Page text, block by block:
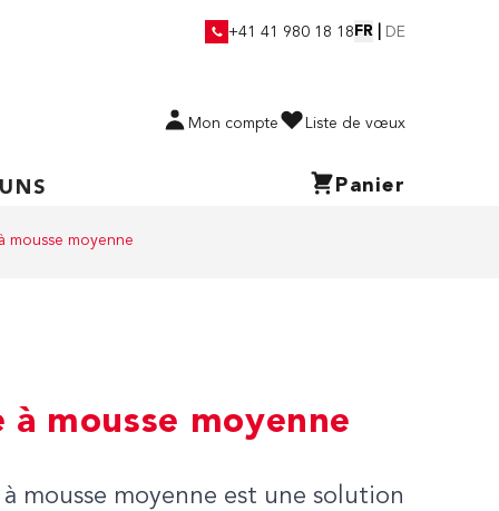
+41 41 980 18 18 FR DE
Mon compte Liste de vœux
Panier
mousse moyenne
à mousse moyenne
à mousse moyenne est une solution